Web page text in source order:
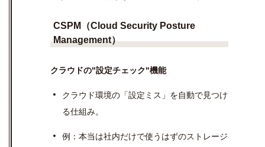
CSPM（Cloud Security Posture
Management）
クラウドの"設定チェック"機能
クラウド環境の「設定ミス」を自動で見つけ
る仕組み。
例：本当は社内だけで使うはずのストレージ